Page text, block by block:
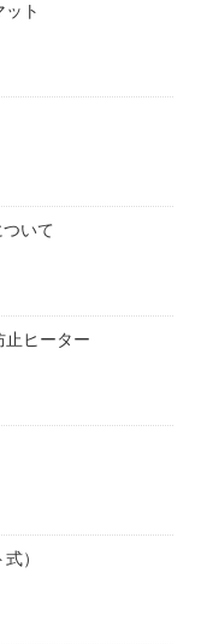
ト
いて
止ヒーター
）